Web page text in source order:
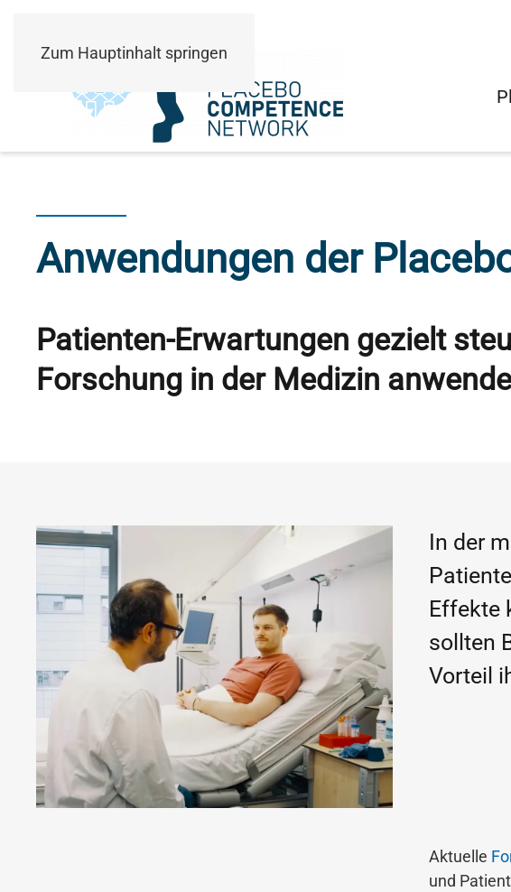
Zum Hauptinhalt springen
Anwendungen der
Patienten-Erwartungen gezielt
Forschung in der Medizin
In der
Effekte
sollten
Vorteil
Aktuelle
und